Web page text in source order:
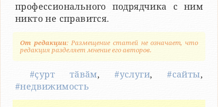
профессионального подрядчика с ним
никто не справится.
От редакции: Размещение статей не означает, что
редакция разделяет мнение его авторов.
#ҫурт тӑвӑм,#услуги,#сайты,
#недвижимость